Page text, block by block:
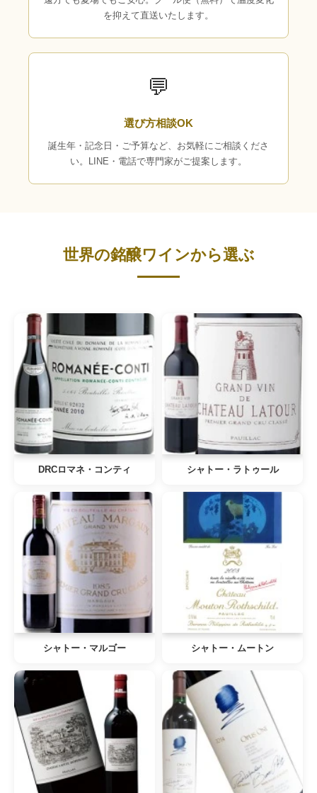
を抑えて直送いたします。
💬
選び方相談OK
誕生年・記念日・ご予算など、お気軽にご相談くださ
い。LINE・電話で専門家がご提案します。
世界の銘醸ワインから選ぶ
DRCロマネ・コンティ シャトー・ラトゥール
シャトー・マルゴー シャトー・ムートン